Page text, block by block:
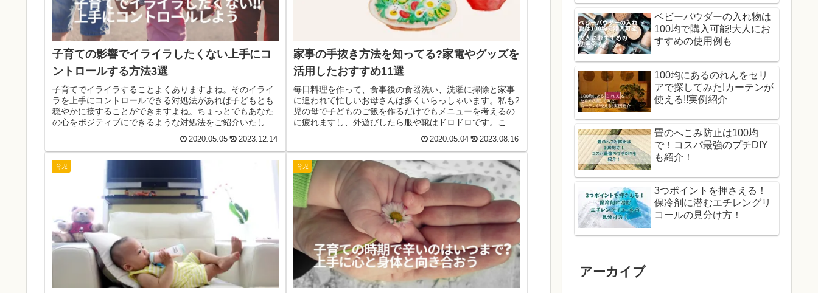
子育ての影響でイライラしたくない上手にコ
ントロールする方法3選
子育てでイライラすることよくありますよね。そのイライ
ラを上手にコントロールできる対処法があれば子どもとも
穏やかに接することができますよね。ちょっとでもあなた
の心をポジティブにできるような対処法をご紹介いたしま
2020.05.05 2023.12.14
家事の手抜き方法を知ってる?家電やグッズを
活用したおすすめ11選
毎日料理を作って、食事後の食器洗い、洗濯に掃除と家事
に追われて忙しいお母さんは多くいらっしゃいます。私も2
児の母で子どものご飯を作るだけでもメニューを考えるの
に疲れますし、外遊びしたら服や靴はドロドロです。これ
2020.05.04 2023.08.16
育児 育児
ベビーパウダーの入れ物は
100均で購入可能!大人にお
すすめの使用例も
100均にあるのれんをセリ
アで探してみた!カーテンが
使える!!実例紹介
畳のへこみ防止は100均
で！コスパ最強のプチDIY
も紹介！
3つポイントを押さえる！
保冷剤に潜むエチレングリ
コールの見分け方！
アーカイブ